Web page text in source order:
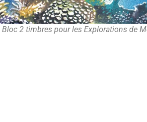
Bloc 2 timbres pour les Explorations de